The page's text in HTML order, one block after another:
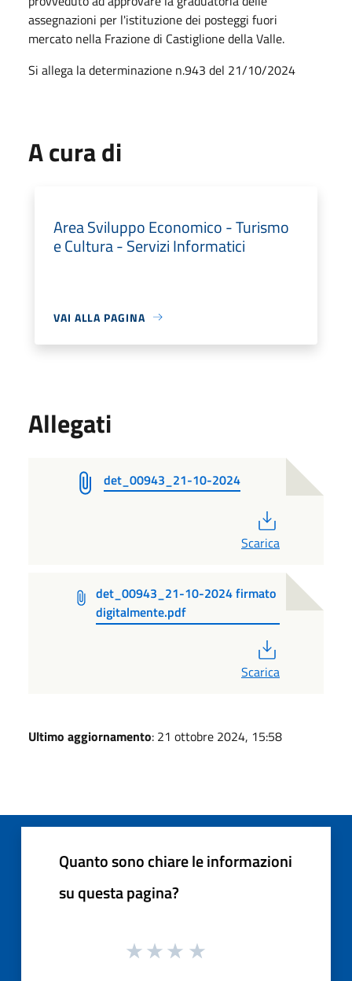
assegnazioni per l'istituzione dei posteggi fuori
mercato nella Frazione di Castiglione della Valle.
Si allega la determinazione n.943 del 21/10/2024
A cura di
Area Sviluppo Economico - Turismo
e Cultura - Servizi Informatici
VAI ALLA PAGINA
Allegati
det_00943_21-10-2024
Scarica
det_00943_21-10-2024 firmato
digitalmente.pdf
Scarica
Ultimo aggiornamento: 21 ottobre 2024, 15:58
Quanto sono chiare le informazioni
su questa pagina?